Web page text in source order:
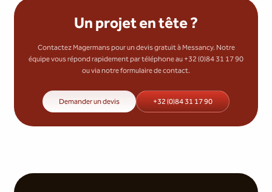
Un projet en tête ?
Contactez Magermans pour un devis gratuit à Messancy. Notre
équipe vous répond rapidement par téléphone au +32 (0)84 31 17 90
ou via notre formulaire de contact.
Demander un devis +32 (0)84 31 17 90